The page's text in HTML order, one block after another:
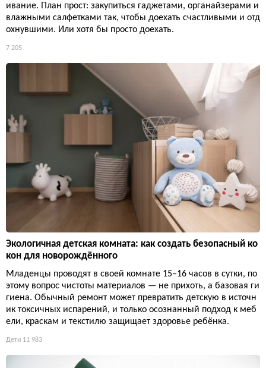
ивание. План прост: закупиться гаджетами, органайзерами и
влажными салфетками так, чтобы доехать счастливыми и отд
охнувшими. Или хотя бы просто доехать.
7 205
Экологичная детская комната: как создать безопасный ко
кон для новорождённого
Младенцы проводят в своей комнате 15–16 часов в сутки, по
этому вопрос чистоты материалов — не прихоть, а базовая ги
гиена. Обычный ремонт может превратить детскую в источн
ик токсичных испарений, и только осознанный подход к меб
ели, краскам и текстилю защищает здоровье ребёнка.
Дети 11 983